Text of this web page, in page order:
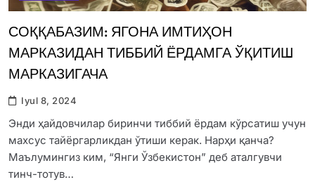
СОҚҚАБАЗИМ: ЯГОНА ИМТИҲОН
МАРКАЗИДАН ТИББИЙ ЁРДАМГА ЎҚИТИШ
МАРКАЗИГАЧА
Iyul 8, 2024
Энди ҳайдовчилар биринчи тиббий ёрдам кўрсатиш учун
махсус тайёргарликдан ўтиши керак. Нарҳи қанча?
Маълумингиз ким, “Янги Ўзбекистон” деб аталгувчи
тинч-тотув…